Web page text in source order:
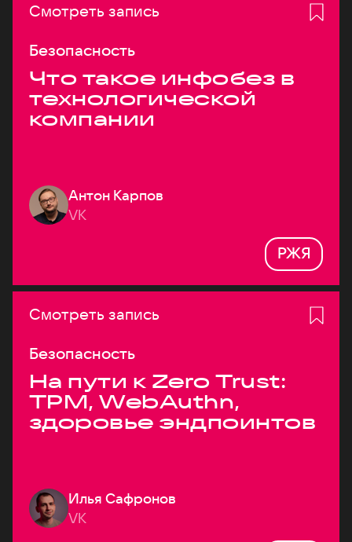
Смотреть запись
Безопасность
Что такое инфобез в
технологической
компании
Антон Карпов
VK
РЖЯ
Смотреть запись
Безопасность
На пути к Zero Trust:
TPM, WebAuthn,
здоровье эндпоинтов
Илья Сафронов
VK